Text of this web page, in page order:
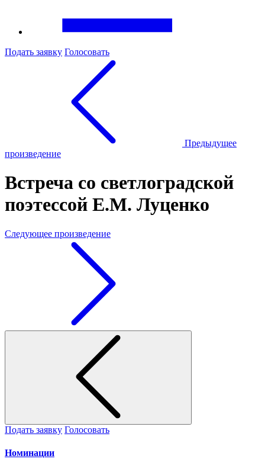
Подать заявку Голосовать
Предыдущее
произведение
Встреча со светлоградской
поэтессой Е.М. Луценко
Следующее произведение
Подать заявку Голосовать
Номинации